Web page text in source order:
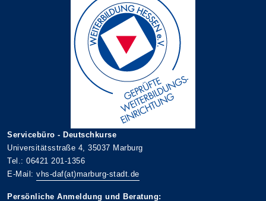
Servicebüro - Deutschkurse
Universitätsstraße 4, 35037 Marburg
Tel.: 06421 201-1356
E-Mail: vhs-daf(at)marburg-stadt.de
Persönliche Anmeldung und Beratung: